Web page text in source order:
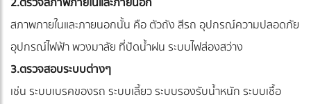
สภาพภายในและภายนอกนั้น คือ ตัวถัง สีรถ อุปกรณ์ความปลอดภัย
อุปกรณ์ไฟฟ้า พวงมาลัย ที่ปัดน้ำฝน ระบบไฟส่องสว่าง
3.ตรวจสอบระบบต่างๆ
เช่น ระบบเบรคของรถ ระบบเลี้ยว ระบบรองรับน้ำหนัก ระบบเชื้อ